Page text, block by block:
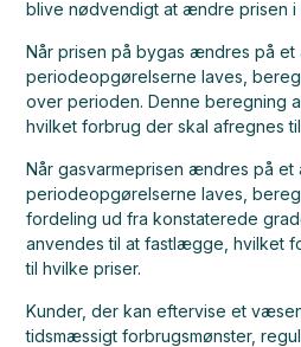
blive nødvendigt at ændre prisen i
Når prisen på bygas ændres på
periodeopgørelserne laves,
over perioden. Denne beregning
hvilket forbrug der skal afregnes
Når gasvarmeprisen ændres på
periodeopgørelserne laves,
fordeling ud fra konstaterede
anvendes til at fastlægge, hvilket
til hvilke priser.
Kunder, der kan eftervise et
tidsmæssigt forbrugsmønster,